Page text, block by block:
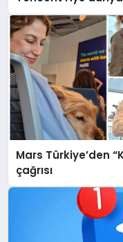
Mars Türkiye’den
çağrısı